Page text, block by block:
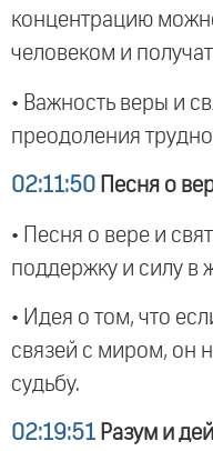
концентрацию
человеком и
• Важность веры и
преодоления
02:11:50 Песня о
• Песня о вере и
поддержку и силу в
• Идея о том, что
связей с миром, он
судьбу.
02:19:51 Разум и